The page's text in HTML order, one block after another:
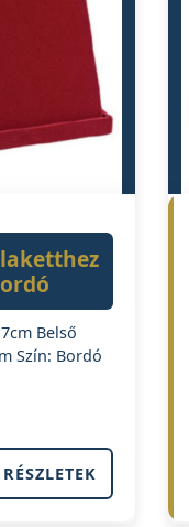
Belső
Szín: Bordó
RÉSZLETEK